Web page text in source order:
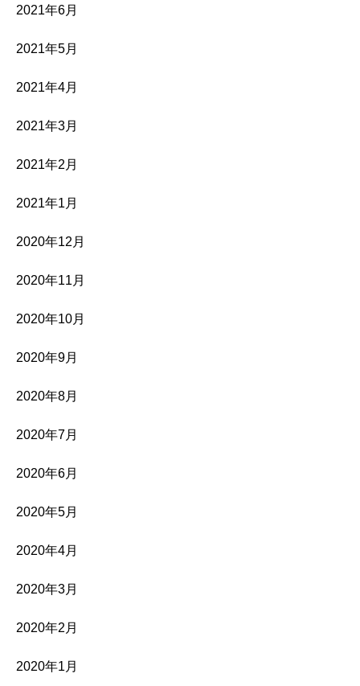
2021年6月
2021年5月
2021年4月
2021年3月
2021年2月
2021年1月
2020年12月
2020年11月
2020年10月
2020年9月
2020年8月
2020年7月
2020年6月
2020年5月
2020年4月
2020年3月
2020年2月
2020年1月